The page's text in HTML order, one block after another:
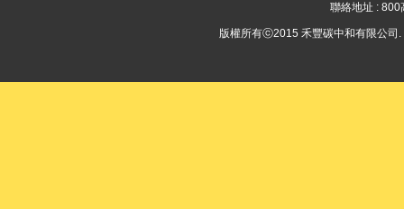
聯絡地址 :
版權所有ⓒ2015 禾豐碳中和有限公司